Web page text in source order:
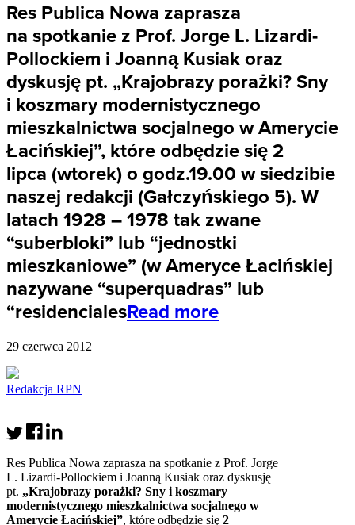
Res Publica Nowa zaprasza
na spotkanie z Prof. Jorge L. Lizardi-
Pollockiem i Joanną Kusiak oraz
dyskusję pt. „Krajobrazy porażki? Sny
i koszmary modernistycznego
mieszkalnictwa socjalnego w Amerycie
Łacińskiej”, które odbędzie się 2
lipca (wtorek) o godz.19.00 w siedzibie
naszej redakcji (Gałczyńskiego 5). W
latach 1928 – 1978 tak zwane
“suberbloki” lub “jednostki
mieszkaniowe” (w Ameryce Łacińskiej
nazywane “superquadras” lub
“residencialesRead more
29 czerwca 2012
Redakcja RPN
Res Publica Nowa zaprasza na spotkanie z Prof. Jorge
L. Lizardi-Pollockiem i Joanną Kusiak oraz dyskusję
pt. „Krajobrazy porażki? Sny i koszmary
modernistycznego mieszkalnictwa socjalnego w
Amerycie Łacińskiej”, które odbędzie się 2